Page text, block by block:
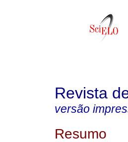
Revista
versão
Resumo